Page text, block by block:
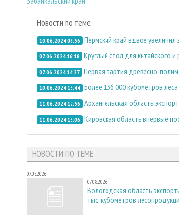
Новости по теме:
10.06.2024 08:56 Пермский край вдвое
07.06.2024 16:18 Круглый стол для китайского
07.06.2024 14:27 Первая партия древесно-
10.06.2024 13:44 Более 136 000 кубометров
11.06.2024 12:56 Архангельская область
11.06.2024 13:06 Кировская область впервые
НОВОСТИ ПО ТЕМЕ
07.08.2026
07.08.2026
Вологодская область
тыс. кубометров